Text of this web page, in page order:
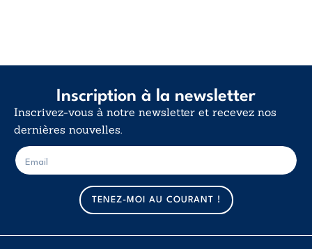
Inscription à la newsletter
Inscrivez-vous à notre newsletter et recevez nos
dernières nouvelles.
m
a
i
l
E
-
m
TENEZ-MOI AU COURANT !